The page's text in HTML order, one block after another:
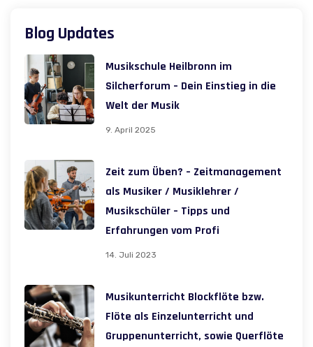
Blog Updates
Musikschule Heilbronn im
Silcherforum – Dein Einstieg in die
Welt der Musik
9. April 2025
Zeit zum Üben? – Zeitmanagement
als Musiker / Musiklehrer /
Musikschüler – Tipps und
Erfahrungen vom Profi
14. Juli 2023
Musikunterricht Blockflöte bzw.
Flöte als Einzelunterricht und
Gruppenunterricht, sowie Querflöte